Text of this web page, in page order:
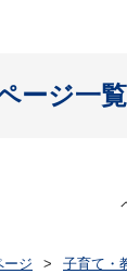
ージ一覧
開く
ージ
子育て・